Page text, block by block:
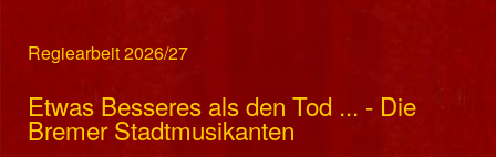
Regiearbeit 2026/27
Etwas Besseres als den Tod ... - Die
Bremer Stadtmusikanten